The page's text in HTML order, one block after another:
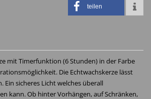
teilen
mit Timerfunktion (6 Stunden) in der Farbe
Die Echtwachskerze lässt
Ein sicheres Licht welches überall
kann. Ob hinter Vorhängen, auf Schränken,